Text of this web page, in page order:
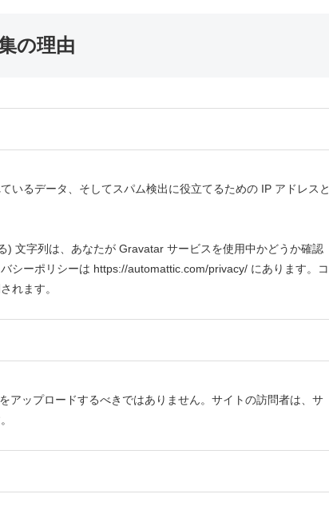
の理由
いるデータ、そしてスパム検出に役立てるための IP アドレスと
文字列は、あなたが Gravatar サービスを使用中かどうか確認
シーポリシーは https://automattic.com/privacy/ にあります。コ
れます。
アップロードするべきではありません。サイトの訪問者は、サ